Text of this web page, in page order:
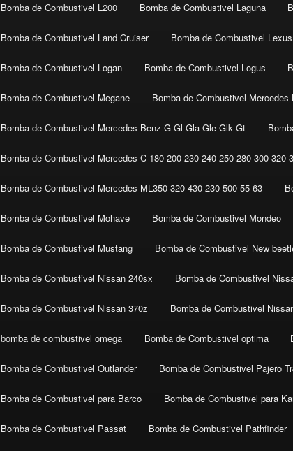
Bomba de Combustivel L200 Bomba de Combustivel Laguna
Bomba de Combustivel Land Cruiser Bomba de Combustivel Lexus
Bomba de Combustivel Logan Bomba de Combustivel Logus
Bomba de Combustivel Megane Bomba de Combustivel
Bomba de Combustivel Mercedes Benz G Gl Gla Gle Glk Gt
Bomba de Combustivel Mercedes C 180 200 230 240 250 280 300 320
Bomba de Combustivel Mercedes ML350 320 430 230 500 55 63
Bomba de Combustivel Mohave Bomba de Combustivel Mondeo
Bomba de Combustivel Mustang Bomba de Combustivel New
Bomba de Combustivel Nissan 240sx Bomba de Combustivel
Bomba de Combustivel Nissan 370z Bomba de Combustivel
bomba de combustivel omega Bomba de Combustivel optima
Bomba de Combustivel Outlander Bomba de Combustivel Pajero
Bomba de Combustivel para Barco Bomba de Combustivel para
Bomba de Combustivel Passat Bomba de Combustivel Pathfinder